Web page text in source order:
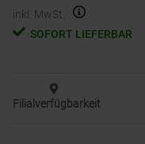
inkl. MwSt.
SOFORT LIEFERBAR
Filialverfügbarkeit